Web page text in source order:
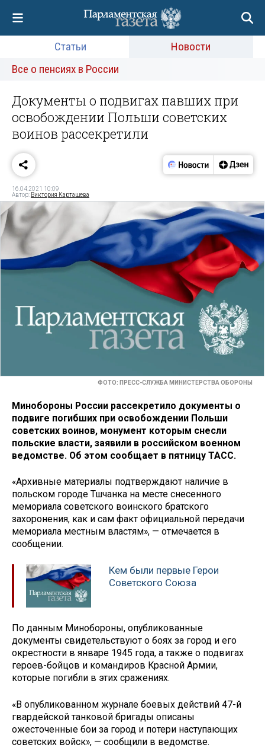
Статьи
Новости
Все о пенсиях в России
Документы о подвигах павших при
освобождении Польши советских
воинов рассекретили
16.04.2021 10:09
Автор: Виктория Карташева
ФОТО: ПРЕСС-СЛУЖБА МИНИСТЕРСТВА ОБОРОНЫ
Минобороны России рассекретило документы о
подвиге погибших при освобождении Польши
советских воинов, монумент которым снесли
польские власти, заявили в российском военном
ведомстве. Об этом сообщает в пятницу ТАСС.
«Архивные материалы подтверждают наличие в
польском городе Тшчанка на месте снесенного
мемориала советского воинского братского
захоронения, как и сам факт официальной передачи
мемориала местным властям», — отмечается в
сообщении.
Кем были первые Герои
Советского Союза
По данным Минобороны, опубликованные
документы свидетельствуют о боях за город и его
окрестности в январе 1945 года, а также о подвигах
героев-бойцов и командиров Красной Армии,
которые погибли в этих сражениях.
«В опубликованном журнале боевых действий 47-й
гвардейской танковой бригады описаны
ожесточенные бои за город и потери наступающих
советских войск», — сообщили в ведомстве.